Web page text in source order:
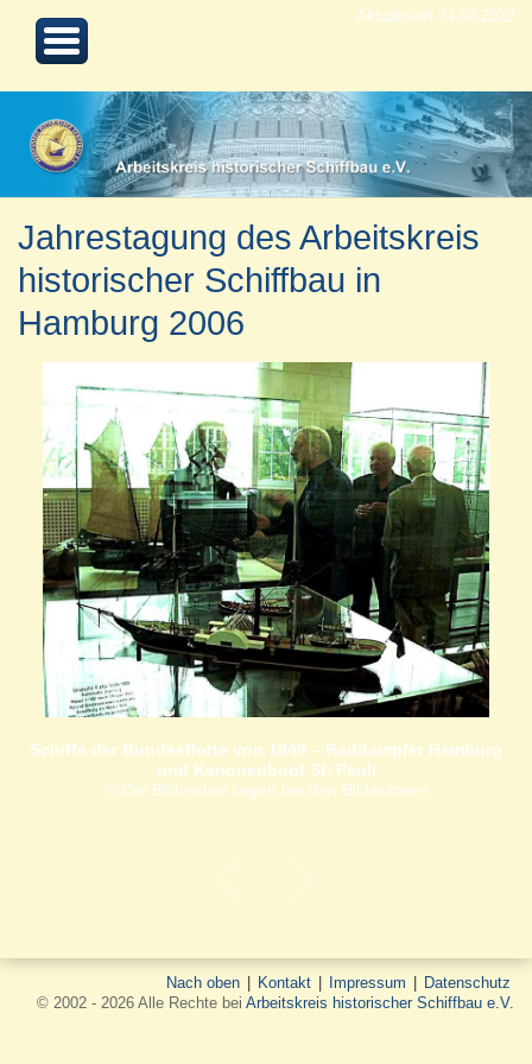
Aktualisiert 24.08.2022
Jahrestagung des Arbeitskreis
historischer Schiffbau in
Hamburg 2006
Schiffe der Bundesflotte von 1848 – Raddampfer Hamburg
und Kanonenboot St. Pauli
© Die Bildrechte liegen bei den Bildautoren
Nach oben Kontakt Impressum
Datenschutz
© 2002 - 2026 Alle Rechte bei Arbeitskreis historischer Schiffbau e.V.